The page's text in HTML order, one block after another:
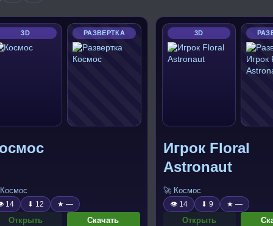
3D РАЗВЕРТКА
14 ⬇ 12 ★ —
Открыть Скачать
3D
Игрок Floral
Astronaut
🚀 Космос
👁 14 ⬇ 9 ★ —
Открыть